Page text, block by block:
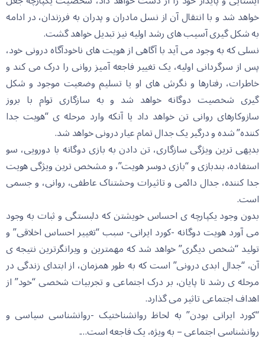
خواهد شد و با انتقال آن از نسل مادران و پدران به فرزندان، در ادامه
به شکل گیری آسیب های رشد اولیه نیز تبدیل خواهد گشت.
نسلی که به وجود می آید با آگاهی از هویت های ناخودآگاه درونی خود،
پس از سرگردانی اولیه، یک تغییر فاجعه آمیز روانی را درک می کند و
خاطرات، رفتارها و نگرش های او یا تسلیم وضعیت موجود و شکل
گیری شخصیت دوگانه خواهد شد و به سازگاری توام با بروز
سازوکارهای روانی تن خواهد داد یا آنکه وارد مرحله ی “هویت جدا
کننده” شده و درگیر یک جدال تمام عیار درونی خواهد شد.
بدیهی ترین ویژگی سازگاری، تن دادن به بازی دوگانه با دورویی، سو
استفاده، بندبازی و “بازی دوسر هویت”، و مشخص ترین ویژگی هویت
جدا کننده، جدال دائمی و تاثیرات وحشتناک عاطفی، روانی، و جسمی
است.
بدون وجود یکپارچه ی احساس خویشتن که دلبستگی و ثبات به وجود
می آورد هویت دوگانه -کورد ایرانی- سبب “تغییر احساس اخلاقی” و
تولید “شخص دیگری” خواهد شد که مهمترین و ویرانگرترین نتیجه ی
آن، “جدال ابدی درونی” است که به طور همزمان، از ابتدای زندگی در
مرحله ی رشد تا پایان، بر درک اجتماعی و تجربیات شخصی “خود” از
اهداف اجتماعی تاثیر می گذارد.
“کورد ایرانی بودن” به لحاظ روانشناختیک -روانشناسی سیاسی و
روانشناسی اجتماعی – به ویژه، یک فاجعه است….